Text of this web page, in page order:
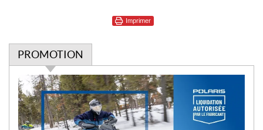
Imprimer
PROMOTION
P
r
o
m